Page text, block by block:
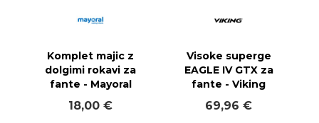
Komplet majic z
dolgimi rokavi za
fante - Mayoral
18,00 €
Visoke superge
EAGLE IV GTX za
fante - Viking
69,96 €